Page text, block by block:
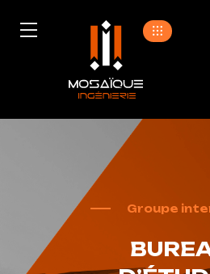
Groupe